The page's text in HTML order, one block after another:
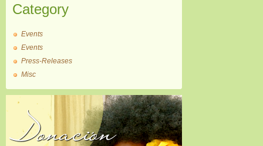
Category
Events
Events
Press-Releases
Misc
Donación